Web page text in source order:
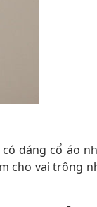
dáng cổ áo
cho vai trông